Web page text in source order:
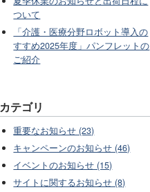
ついて
「介護・医療分野ロボット導入の
すすめ2025年度」パンフレットの
ご紹介
カテゴリ
重要なお知らせ (23)
キャンペーンのお知らせ (46)
イベントのお知らせ (15)
サイトに関するお知らせ (8)